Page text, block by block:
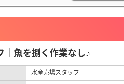
｜魚を捌く作業なし♪
水産売場スタッフ